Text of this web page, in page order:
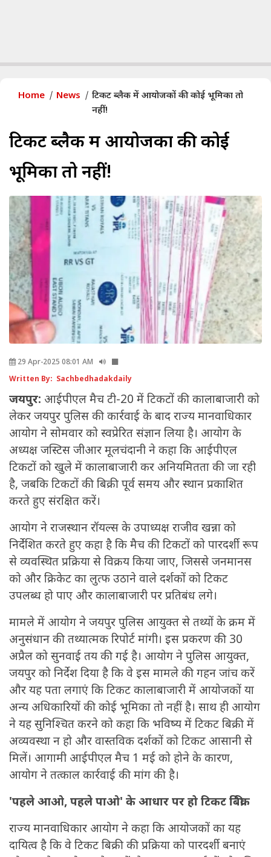
Home News
टिकट ब्लैक में आयोजकों की कोई भूमिका तो
नहीं!
टिकट ब्लैक में आयोजकों की कोई
भूमिका तो नहीं!
29 Apr-2025 08:01 AM
Written By: Sachbedhadakdaily
जयपुर: आईपीएल मैच टी-20 में टिकटों की कालाबाजारी को
लेकर जयपुर पुलिस की कार्रवाई के बाद राज्य मानवाधिकार
आयोग ने सोमवार को स्वप्रेरित संज्ञान लिया है। आयोग के
अध्यक्ष जस्टिस जीआर मूलचंदानी ने कहा कि आईपीएल
टिकटों को खुले में कालाबाजारी कर अनियमितता की जा रही
है, जबकि टिकटों की बिक्री पूर्व समय और स्थान प्रकाशित
करते हुए संरक्षित करें।
आयोग ने राजस्थान रॉयल्स के उपाध्यक्ष राजीव खन्ना को
निर्देशित करते हुए कहा है कि मैच की टिकटों को पारदर्शी रूप
से व्यवस्थित प्रक्रिया से विक्रय किया जाए, जिससे जनमानस
को और क्रिकेट का लुत्फ उठाने वाले दर्शकों को टिकट
उपलब्ध हो पाए और कालाबाजारी पर प्रतिबंध लगे।
मामले में आयोग ने जयपुर पुलिस आयुक्त से तथ्यों के क्रम में
अनुसंधान की तथ्यात्मक रिपोर्ट मांगी। इस प्रकरण की 30
अप्रैल को सुनवाई तय की गई है। आयोग ने पुलिस आयुक्त,
जयपुर को निर्देश दिया है कि वे इस मामले की गहन जांच करें
और यह पता लगाएं कि टिकट कालाबाजारी में आयोजकों या
अन्य अधिकारियों की कोई भूमिका तो नहीं है। साथ ही आयोग
ने यह सुनिश्चित करने को कहा कि भविष्य में टिकट बिक्री में
अव्यवस्था न हो और वास्तविक दर्शकों को टिकट आसानी से
मिलें। आगामी आईपीएल मैच 1 मई को होने के कारण,
आयोग ने तत्काल कार्रवाई की मांग की है।
'पहले आओ, पहले पाओ' के आधार पर हो टिकट बिक्री
राज्य मानवाधिकार आयोग ने कहा कि आयोजकों का यह
दायित्व है कि वे टिकट बिक्री की प्रक्रिया को पारदर्शी बनाएं